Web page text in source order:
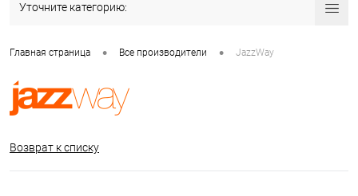
Уточните категорию:
Главная страница • Все производители • JazzWay
Возврат к списку